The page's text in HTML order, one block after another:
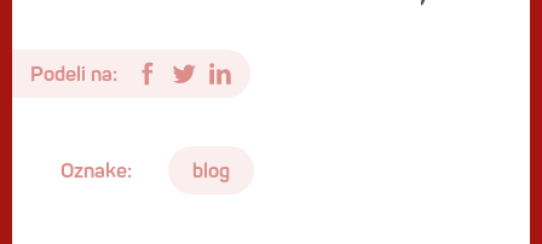
Podeli na:
Oznake: blog